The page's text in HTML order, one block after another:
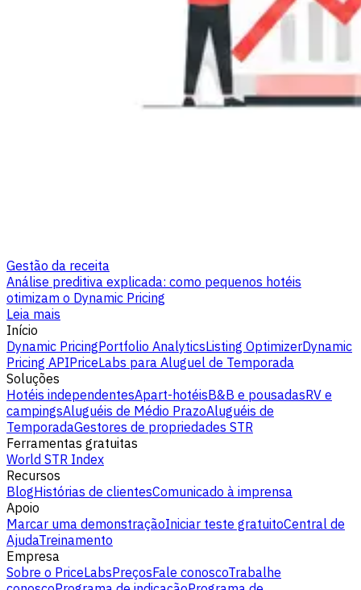
Gestão da receita
Análise preditiva explicada: como pequenos hotéis
otimizam o Dynamic Pricing
Leia mais
Início
Dynamic PricingPortfolio AnalyticsListing OptimizerDynamic
Pricing APIPriceLabs para Aluguel de Temporada
Soluções
Hotéis independentesApart-hotéisB&B e pousadasRV e
campingsAluguéis de Médio PrazoAluguéis de
TemporadaGestores de propriedades STR
Ferramentas gratuitas
World STR Index
Recursos
BlogHistórias de clientesComunicado à imprensa
Apoio
Marcar uma demonstraçãoIniciar teste gratuitoCentral de
AjudaTreinamento
Empresa
Sobre o PriceLabsPreçosFale conoscoTrabalhe